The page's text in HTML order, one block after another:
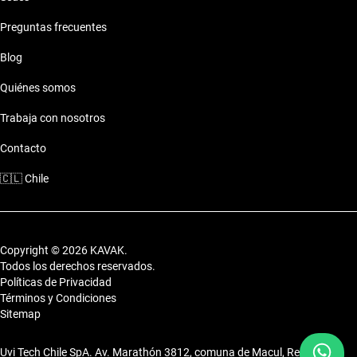
Motor: Motor eficiente
Comodidades: Confort premium
vida, ya sea que busques eficiencia para ir a trabajar o la
Preguntas frecuentes
Blog
Quiénes somos
Trabaja con nosotros
Contacto
🇨🇱Chile
Copyright © 2026 KAVAK.
Todos los derechos reservados.
Políticas de Privacidad
Términos y Condiciones
Sitemap
Uvi Tech Chile SpA. Av. Marathón 3812, comuna de Macul, Región